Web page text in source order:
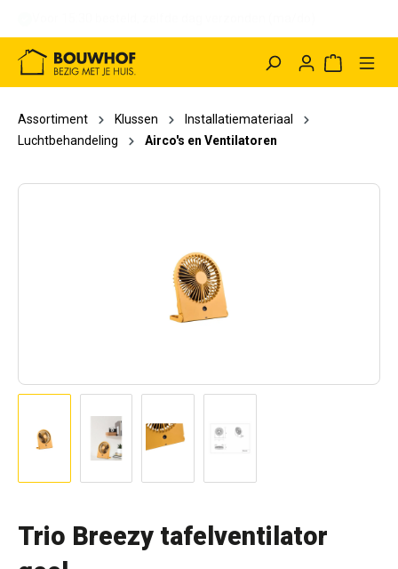
Assortiment Klussen
Installatiemateriaal
Luchtbehandeling
Airco's en Ventilatoren
Trio Breezy tafelventilator